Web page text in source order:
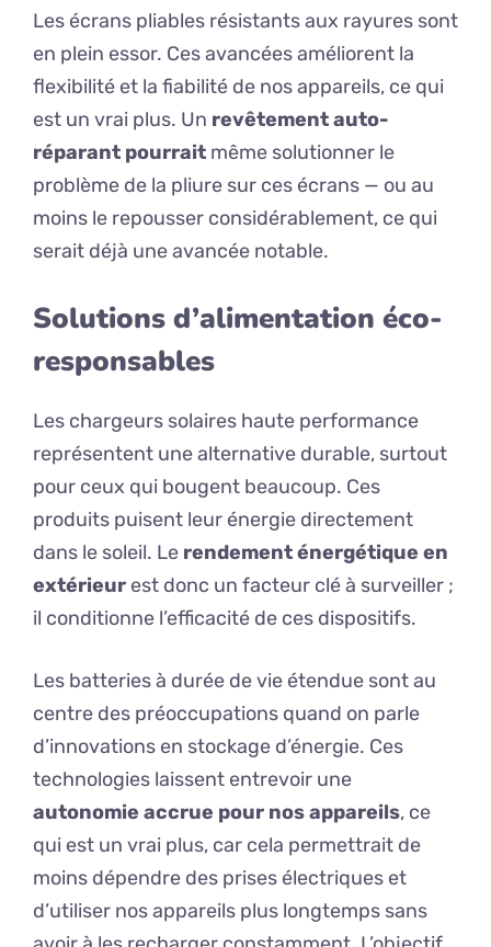
Les écrans pliables résistants aux rayures sont
en plein essor. Ces avancées améliorent la
flexibilité et la fiabilité de nos appareils, ce qui
est un vrai plus. Un revêtement auto-
réparant pourrait même solutionner le
problème de la pliure sur ces écrans — ou au
moins le repousser considérablement, ce qui
serait déjà une avancée notable.
Solutions d’alimentation éco-
responsables
Les chargeurs solaires haute performance
représentent une alternative durable, surtout
pour ceux qui bougent beaucoup. Ces
produits puisent leur énergie directement
dans le soleil. Le rendement énergétique en
extérieur est donc un facteur clé à surveiller ;
il conditionne l’efficacité de ces dispositifs.
Les batteries à durée de vie étendue sont au
centre des préoccupations quand on parle
d’innovations en stockage d’énergie. Ces
technologies laissent entrevoir une
autonomie accrue pour nos appareils, ce
qui est un vrai plus, car cela permettrait de
moins dépendre des prises électriques et
d’utiliser nos appareils plus longtemps sans